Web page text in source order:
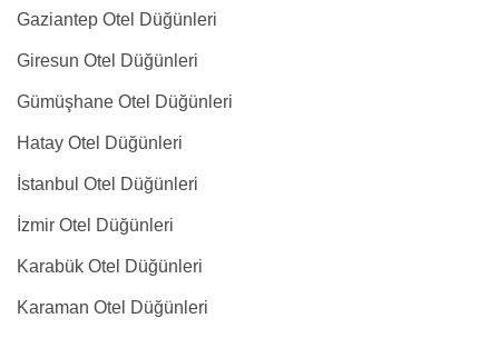
Gaziantep Otel Düğünleri
Giresun Otel Düğünleri
Gümüşhane Otel Düğünleri
Hatay Otel Düğünleri
İstanbul Otel Düğünleri
İzmir Otel Düğünleri
Karabük Otel Düğünleri
Karaman Otel Düğünleri